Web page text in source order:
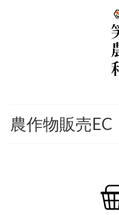
農作物販売EC